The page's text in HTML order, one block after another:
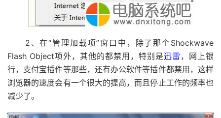
2、在“管理加载项”窗口中，除了那个Shockwave
Flash Object项外，其他的都禁用，特别是迅雷 ，网上银
行，支付宝插件等那些，还有办公软件等插件都禁用，这样
浏览器的速度会有一个很大的提高，而且停止工作的频率也
减少了。